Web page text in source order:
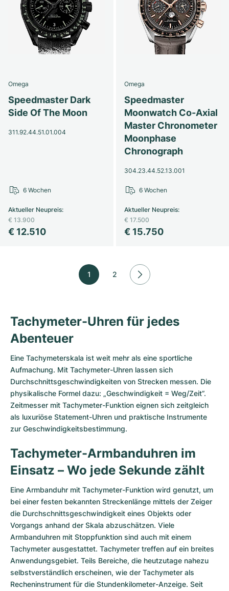
Omega
Speedmaster Dark
Side Of The Moon
311.92.44.51.01.004
€ 12.510
Aktueller Neupreis:
€ 13.900
6 Wochen
Omega
Speedmaster
Moonwatch Co-Axial
Master Chronometer
Moonphase
Chronograph
304.23.44.52.13.001
€ 15.750
Aktueller Neupreis:
€ 17.500
6 Wochen
1 2
Tachymeter-Uhren für jedes
Abenteuer
Eine Tachymeterskala ist weit mehr als eine sportliche
Aufmachung. Mit Tachymeter-Uhren lassen sich
Durchschnittsgeschwindigkeiten von Strecken messen. Die
physikalische Formel dazu: „Geschwindigkeit = Weg/Zeit”.
Zeitmesser mit Tachymeter-Funktion eignen sich zeitgleich
als luxuriöse Statement-Uhren und praktische Instrumente
zur Geschwindigkeitsbestimmung.
Tachymeter-Armbanduhren im
Einsatz – Wo jede Sekunde zählt
Eine Armbanduhr mit Tachymeter-Funktion wird genutzt, um
bei einer festen bekannten Streckenlänge mittels der Zeiger
die Durchschnittsgeschwindigkeit eines Objekts oder
Vorgangs anhand der Skala abzuschätzen. Viele
Armbanduhren mit Stoppfunktion sind auch mit einem
Tachymeter ausgestattet. Tachymeter treffen auf ein breites
Anwendungsgebiet. Teils Bereiche, die heutzutage nahezu
selbstverständlich erscheinen, wie der Tachymeter als
Recheninstrument für die Stundenkilometer-Anzeige. Seit